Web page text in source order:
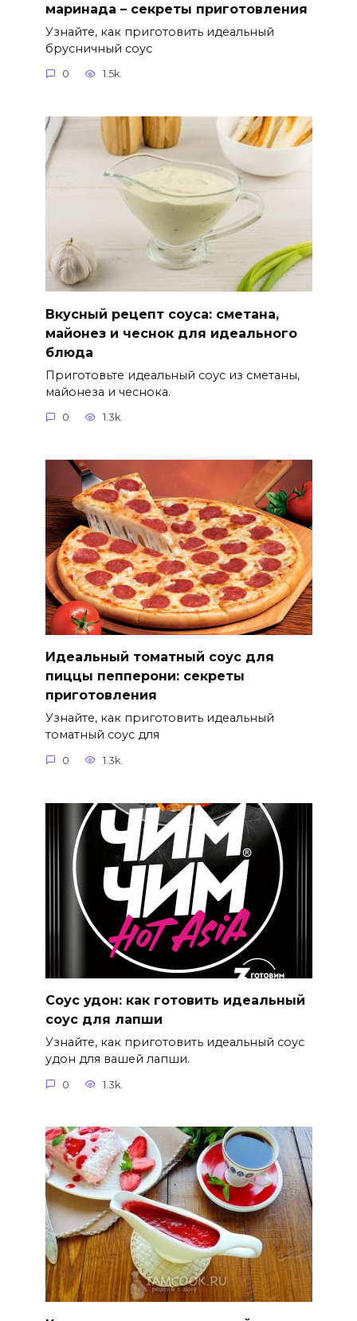
маринада – секреты приготовления
Узнайте, как приготовить идеальный
брусничный соус
0 1.5k.
Вкусный рецепт соуса: сметана,
майонез и чеснок для идеального
блюда
Приготовьте идеальный соус из сметаны,
майонеза и чеснока.
0 1.3k.
Идеальный томатный соус для
пиццы пепперони: секреты
приготовления
Узнайте, как приготовить идеальный
томатный соус для
0 1.3k.
Соус удон: как готовить идеальный
соус для лапши
Узнайте, как приготовить идеальный соус
удон для вашей лапши.
0 1.3k.